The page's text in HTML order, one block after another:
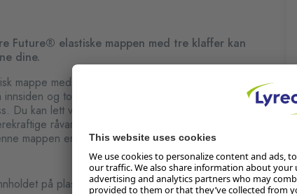
Future® elastiske mappen med tre klaffer kan
dine.
mappe med tre klaffer for A4-dokumenter er ideell
og to elastiske stropper på utsiden holder
Du kan lett vite hva som er inni takket være etiketten
råvarer og laget av hardglasert,
mappen er av høy kvalitet og robust.
på plass